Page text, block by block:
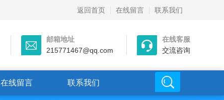
返回首页 在线留言 联系我们
邮箱地址
215771467@qq.com
在线客服
交流咨询
在线留言 联系我们